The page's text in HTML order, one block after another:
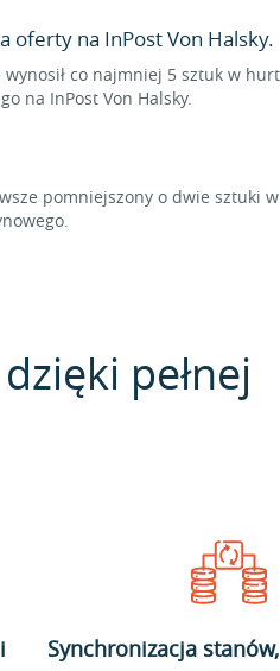
oferty na InPost Von Halsky.
co najmniej 5 sztuk w
na InPost Von Halsky.
pomniejszony o dwie sztuki
pełnej
Synchronizacja